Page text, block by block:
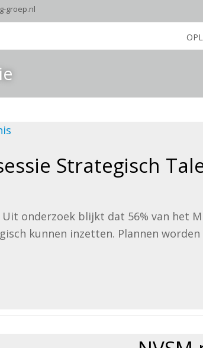
groep.nl
Strategisch
onderzoek blijkt dat 56% van het
kunnen inzetten. Plannen